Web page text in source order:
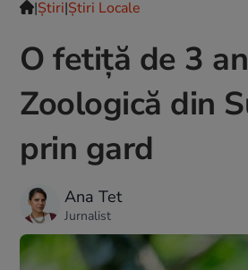
|Ştiri|Știri Locale
O fetiță de 3
Zoologică din
prin gard
Ana Tet
Jurnalist